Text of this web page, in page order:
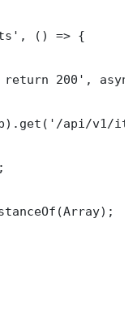
() => {
return 200',
api/v1/